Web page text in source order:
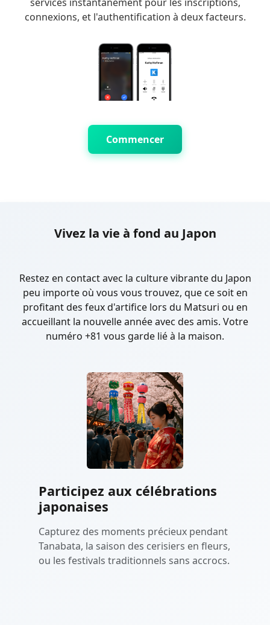
connexions, et l'authentification à deux facteurs.
Commencer
Vivez la vie à fond au Japon
Restez en contact avec la culture vibrante du Japon
peu importe où vous vous trouvez, que ce soit en
profitant des feux d'artifice lors du Matsuri ou en
accueillant la nouvelle année avec des amis. Votre
numéro +81 vous garde lié à la maison.
Participez aux célébrations
japonaises
Capturez des moments précieux pendant
Tanabata, la saison des cerisiers en fleurs,
ou les festivals traditionnels sans accrocs.